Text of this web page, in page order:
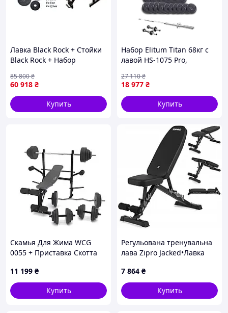
Лавка Black Rock + Стойки
Black Rock + Набор
дисков 120 кг
60 918 ₴
85 800₴
Купить
Набор Elitum Titan 68кг с
лавой HS-1075 Pro,
18 977 ₴
27 110₴
Купить
Скамья Для Жима WCG
0055 + Приставка Скотта
КГ
11 199 ₴
Купить
Регульована тренувальна
лава Zipro Jacked•Лавка
7 864 ₴
Купить